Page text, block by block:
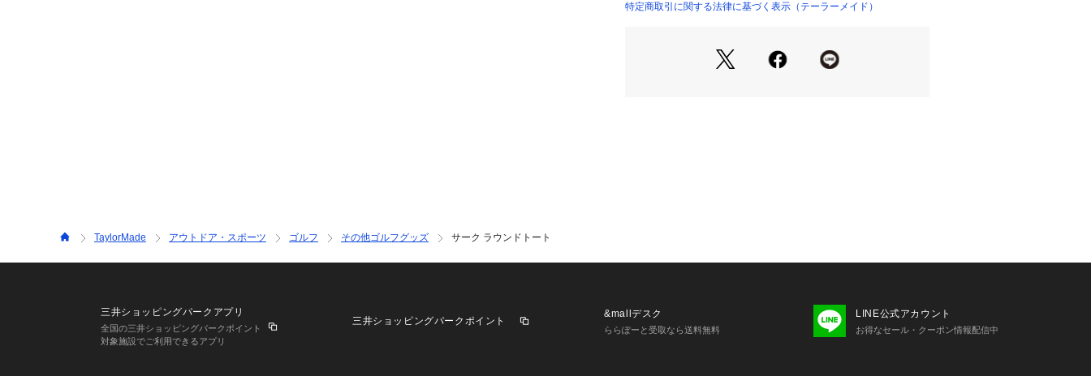
特定商取引に関する法律に基づく表示（テーラーメイド）
TaylorMade アウトドア・スポーツ ゴルフ その他ゴルフグッズ サーク ラウンドトート
三井ショッピングパークアプリ
全国の三井ショッピングパークポイント
対象施設でご利用できるアプリ
三井ショッピングパークポイント
&mallデスク
ららぽーと受取なら送料無料
LINE公式アカウント
お得なセール・クーポン情報配信中